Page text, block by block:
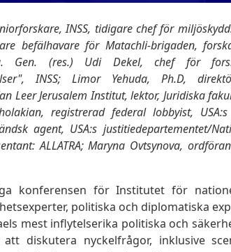
INSS, tidigare chef för
befälhavare för Matachli-brigaden,
Gen. (res.) Udi Dekel, chef för
INSS; Limor Yehuda, Ph.D,
Leer Jerusalem Institut, lektor, Juridiska
registrerad federal lobbyist,
agent, USA:s justitiedepartementet/
ALLATRA; Maryna Ovtsynova,
konferensen för Institutet för
politiska och diplomatiska
mest inflytelserika politiska och
diskutera nyckelfrågor, inklusive